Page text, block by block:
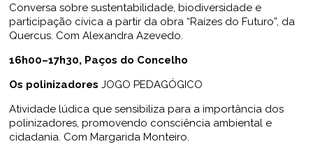
Conversa sobre sustentabilidade, biodiversidade e
participação cívica a partir da obra “Raízes do Futuro”, da
Quercus. Com Alexandra Azevedo.
16h00–17h30, Paços do Concelho
Os polinizadores JOGO PEDAGÓGICO
Atividade lúdica que sensibiliza para a importância dos
polinizadores, promovendo consciência ambiental e
cidadania. Com Margarida Monteiro.